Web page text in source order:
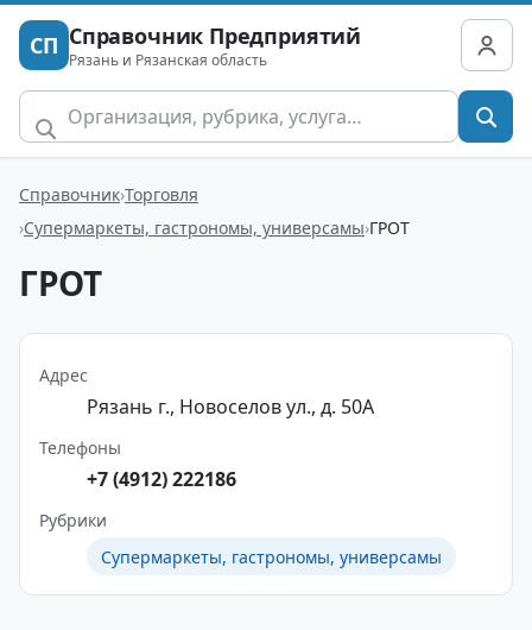
СП Справочник Предприятий
Рязань и Рязанская область
Справочник Торговля
Супермаркеты, гастрономы, универсамы ГРОТ
ГРОТ
Адрес
Рязань г., Новоселов ул., д. 50А
Телефоны
+7 (4912) 222186
Рубрики
Супермаркеты, гастрономы, универсамы